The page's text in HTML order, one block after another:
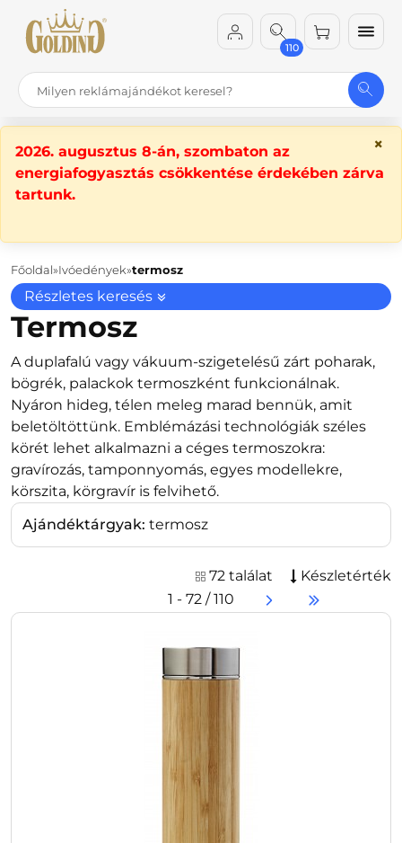
110
×
2026. augusztus 8-án, szombaton az
energiafogyasztás csökkentése érdekében zárva
tartunk.
Főoldal Ivóedények termosz
Részletes keresés
Termosz
A duplafalú vagy vákuum-szigetelésű zárt poharak,
bögrék, palackok termoszként funkcionálnak.
Nyáron hideg, télen meleg marad bennük, amit
beletöltöttünk. Emblémázási technológiák széles
körét lehet alkalmazni a céges termoszokra:
gravírozás, tamponnyomás, egyes modellekre,
körszita, körgravír is felvihető.
Ajándéktárgyak: termosz
72 találat
Készletérték
1 - 72 / 110